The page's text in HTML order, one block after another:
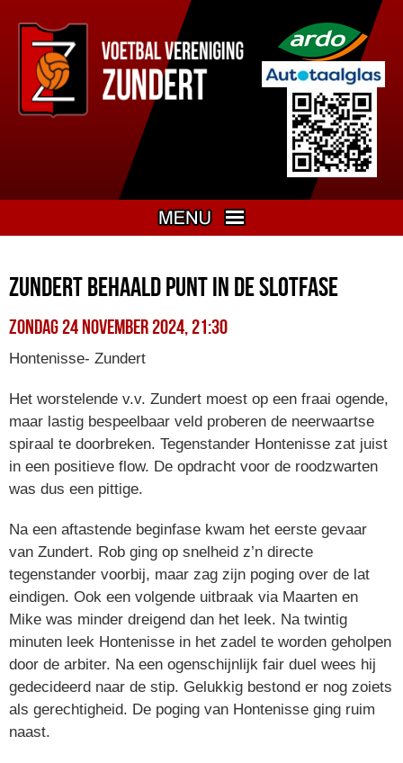
Zundert behaald punt in de slotfase
zondag 24 november 2024, 21:30
Hontenisse- Zundert
Het worstelende v.v. Zundert moest op een fraai ogende,
maar lastig bespeelbaar veld proberen de neerwaartse
spiraal te doorbreken. Tegenstander Hontenisse zat juist
in een positieve flow. De opdracht voor de roodzwarten
was dus een pittige.
Na een aftastende beginfase kwam het eerste gevaar
van Zundert. Rob ging op snelheid z’n directe
tegenstander voorbij, maar zag zijn poging over de lat
eindigen. Ook een volgende uitbraak via Maarten en
Mike was minder dreigend dan het leek. Na twintig
minuten leek Hontenisse in het zadel te worden geholpen
door de arbiter. Na een ogenschijnlijk fair duel wees hij
gedecideerd naar de stip. Gelukkig bestond er nog zoiets
als gerechtigheid. De poging van Hontenisse ging ruim
naast.